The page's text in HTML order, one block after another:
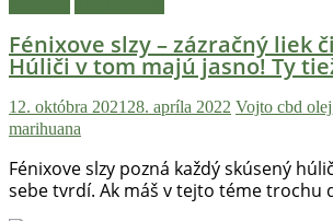
Fénixove slzy – zázračný liek
Húliči v tom majú jasno! Ty
12. októbra 2021 28. apríla 2022 Vojto cbd olej
marihuana
Fénixove slzy pozná každý skúsený
sebe tvrdí. Ak máš v tejto téme trochu